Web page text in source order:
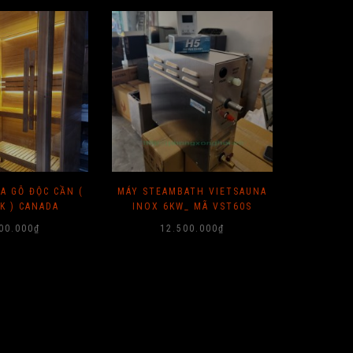
GỖ ĐỘC CẦN (
) CANADA
₫
MÁY STEAMBATH VIETSAUNA
INOX 6KW_ MÃ VST60S
12.500.000₫